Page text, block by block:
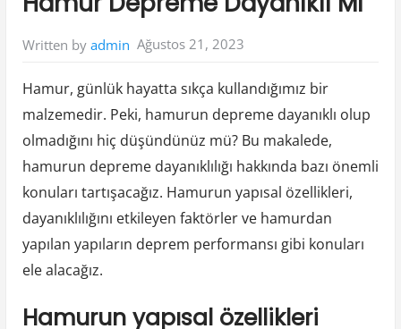
Written by admin Ağustos 21, 2023
Hamur, günlük hayatta sıkça kullandığımız bir
malzemedir. Peki, hamurun depreme dayanıklı olup
olmadığını hiç düşündünüz mü? Bu makalede,
hamurun depreme dayanıklılığı hakkında bazı önemli
konuları tartışacağız. Hamurun yapısal özellikleri,
dayanıklılığını etkileyen faktörler ve hamurdan
yapılan yapıların deprem performansı gibi konuları
ele alacağız.
Hamurun yapısal özellikleri